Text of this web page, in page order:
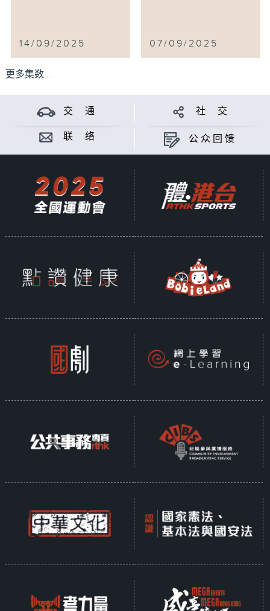
14/09/2025 07/09/2025
更多集数 ...
交 通 社 交
联 络 公众回馈